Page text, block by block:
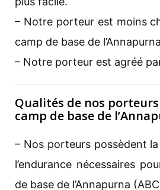
– Notre porteur est moins
camp de base de
– Notre porteur est agréé
Qualités de nos
camp de base de
– Nos porteurs possèdent
l’endurance nécessaires
de base de l’Annapurna